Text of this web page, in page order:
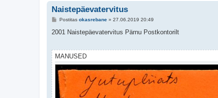
Naistepäevatervitus
P
s
u
s
Postitas okasrebane» 27.06.2019 20:49
2001 Naistepäevatervitus Pärnu Postkontorilt
MANUSED